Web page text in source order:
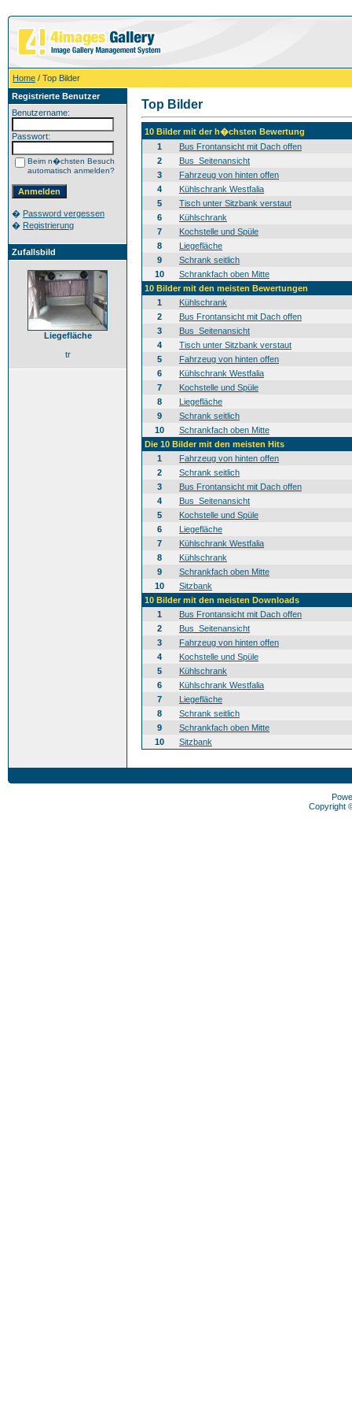
Home / Top Bilder
Registrierte Benutzer
Benutzername:
Passwort:
Beim n�chsten Besuch
automatisch anmelden?
� Password vergessen
� Registrierung
Zufallsbild
Liegefläche
tr
Top Bilder
10 Bilder mit der h�chsten Bewertung
1
Bus Frontansicht mit Dach offen
2
Bus_Seitenansicht
3
Fahrzeug von hinten offen
4
Kühlschrank Westfalia
5
Tisch unter Sitzbank verstaut
6
Kühlschrank
7
Kochstelle und Spüle
8
Liegefläche
9
Schrank seitlich
10
Schrankfach oben Mitte
10 Bilder mit den meisten Bewertungen
1
Kühlschrank
2
Bus Frontansicht mit Dach offen
3
Bus_Seitenansicht
4
Tisch unter Sitzbank verstaut
5
Fahrzeug von hinten offen
6
Kühlschrank Westfalia
7
Kochstelle und Spüle
8
Liegefläche
9
Schrank seitlich
10
Schrankfach oben Mitte
Die 10 Bilder mit den meisten Hits
1
Fahrzeug von hinten offen
2
Schrank seitlich
3
Bus Frontansicht mit Dach offen
4
Bus_Seitenansicht
5
Kochstelle und Spüle
6
Liegefläche
7
Kühlschrank Westfalia
8
Kühlschrank
9
Schrankfach oben Mitte
10
Sitzbank
10 Bilder mit den meisten Downloads
1
Bus Frontansicht mit Dach offen
2
Bus_Seitenansicht
3
Fahrzeug von hinten offen
4
Kochstelle und Spüle
5
Kühlschrank
6
Kühlschrank Westfalia
7
Liegefläche
8
Schrank seitlich
9
Schrankfach oben Mitte
10
Sitzbank
Copyright